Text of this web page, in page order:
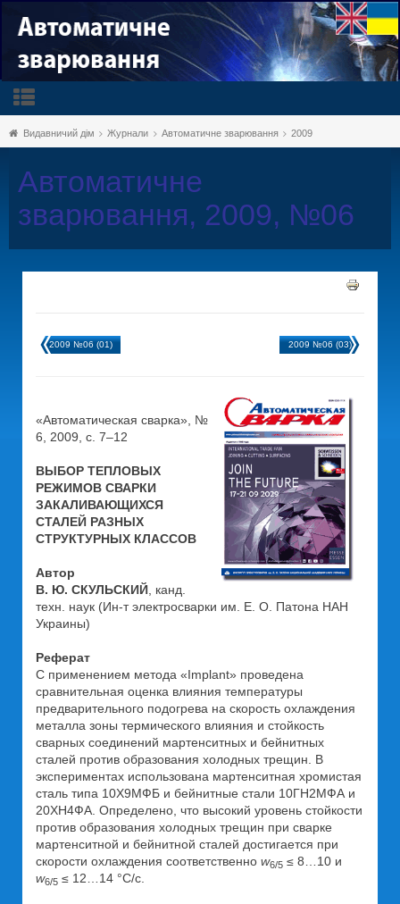
Видавничий дім Журнали Автоматичне зварювання 2009
Автоматичне
зварювання, 2009, №06
2009 №06 (01) 2009 №06 (03)
«Автоматическая сварка», №
6, 2009, с. 7–12
ВЫБОР ТЕПЛОВЫХ
РЕЖИМОВ СВАРКИ
ЗАКАЛИВАЮЩИХСЯ
СТАЛЕЙ РАЗНЫХ
СТРУКТУРНЫХ КЛАССОВ
Автор
В. Ю. СКУЛЬСКИЙ , канд.
техн. наук (Ин-т электросварки им. Е. О. Патона НАН
Украины)
Реферат
С применением метода «Implant» проведена
сравнительная оценка влияния температуры
предварительного подогрева на скорость охлаждения
металла зоны термического влияния и стойкость
сварных соединений мартенситных и бейнитных
сталей против образования холодных трещин. В
экспериментах использована мартенситная хромистая
сталь типа 10Х9МФБ и бейнитные стали 10ГН2МФА и
20ХН4ФА. Определено, что высокий уровень стойкости
против образования холодных трещин при сварке
мартенситной и бейнитной сталей достигается при
скорости охлаждения соответственно w6/5 ≤ 8…10 и
w6/5 ≤ 12…14 °С/с.